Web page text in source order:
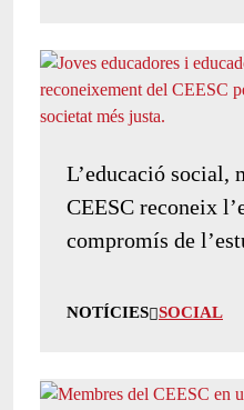
L’educació social,
CEESC reconeix
compromís de
NOTÍCIES SOCIAL